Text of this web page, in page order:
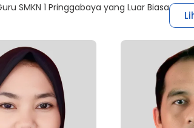
SMKN 1 Pringgabaya yang Luar Biasa